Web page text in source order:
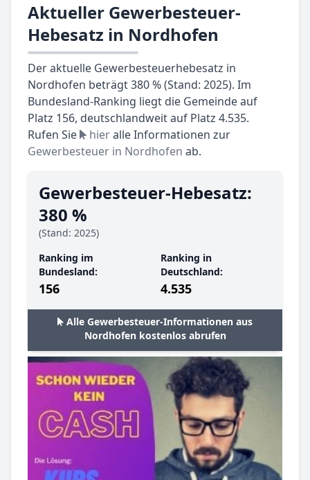
Aktueller Gewerbesteuer-
Hebesatz in Nordhofen
Der aktuelle Gewerbesteuerhebesatz in
Nordhofen beträgt 380 % (Stand: 2025). Im
Bundesland-Ranking liegt die Gemeinde auf
Platz 156, deutschlandweit auf Platz 4.535.
Rufen Sie
hieralle Informationen zur
Gewerbesteuer in Nordhofen ab.
Gewerbesteuer-Hebesatz:
380 %
(Stand: 2025)
Ranking im
Bundesland:
156
Ranking in
Deutschland:
4.535
Alle Gewerbesteuer-Informationen aus
Nordhofen kostenlos abrufen